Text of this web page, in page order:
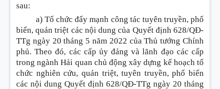
sau:
a) Tổ chức đẩy mạnh công tác tuyên truyền, phổ
biến, quán triệt các nội dung của Quyết định 628/QĐ-
TTg ngày 20 tháng 5 năm 2022 của Thủ tướng Chính
phủ. Theo đó, các cấp ủy đảng và lãnh đạo các cấp
trong ngành Hải quan chủ động xây dựng kế hoạch tổ
chức nghiên cứu, quán triệt, tuyên truyền, phổ biến
các nội dung Quyết định 628/QĐ-TTg ngày 20 tháng